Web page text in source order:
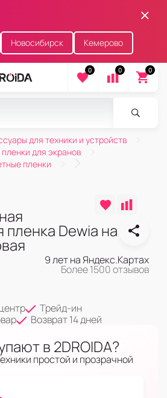
Новосибирск Кемерово
0 0 0
для техники и устройств
для экранов
пленки
пленка Dewia на
9 лет на Яндекс.Картах
Более 1500 отзывов
Трейд-ин
Возврат 14 дней
в 2DROIDA?
простой и прозрачной